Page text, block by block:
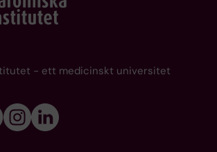
- ett medicinskt universitet